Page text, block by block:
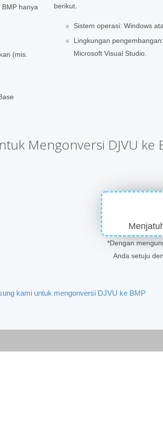
hanya
(mis.
berikut.
Sistem operasi: Windows
Lingkungan
Microsoft Visual Studio.
Mengonversi DJVU ke
*Dengan
Anda setuju
kami untuk mengonversi DJVU ke BMP